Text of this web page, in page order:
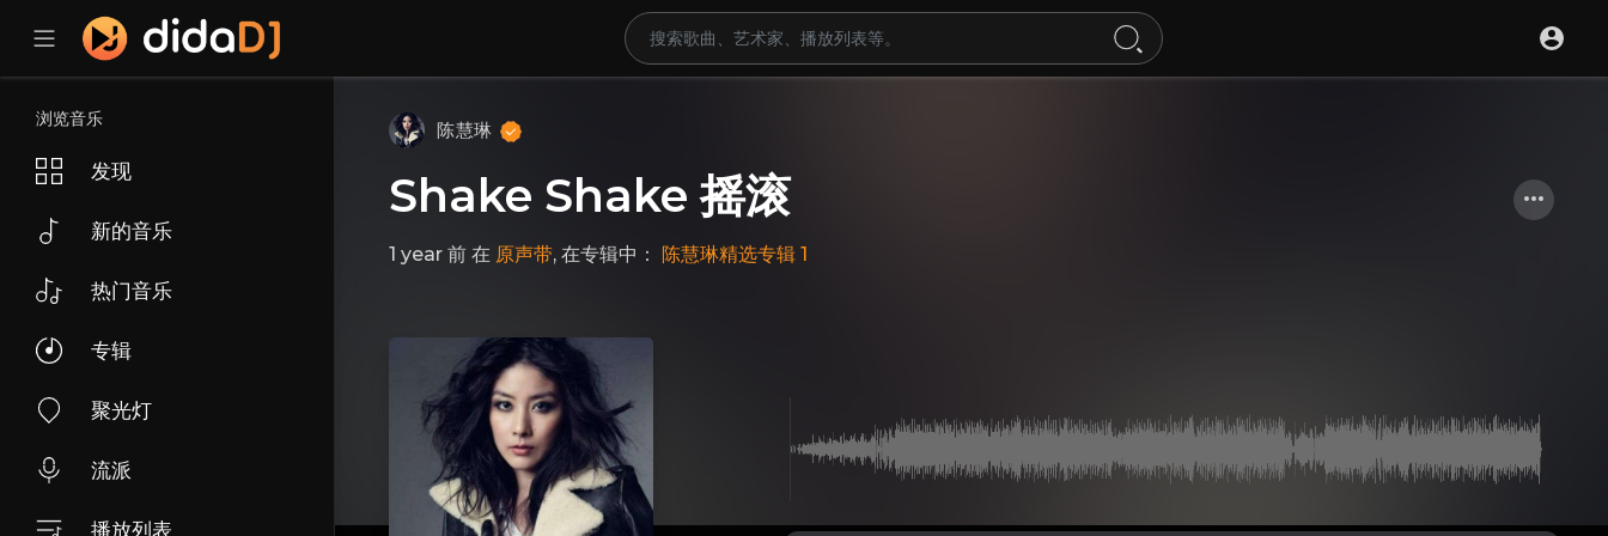
浏览音乐
发现
新的音乐
热门音乐
专辑
聚光灯
流派
播放列表
陈慧琳
Shake Shake 摇滚
1 year 前 在 原声带, 在专辑中： 陈慧琳精选专辑 1